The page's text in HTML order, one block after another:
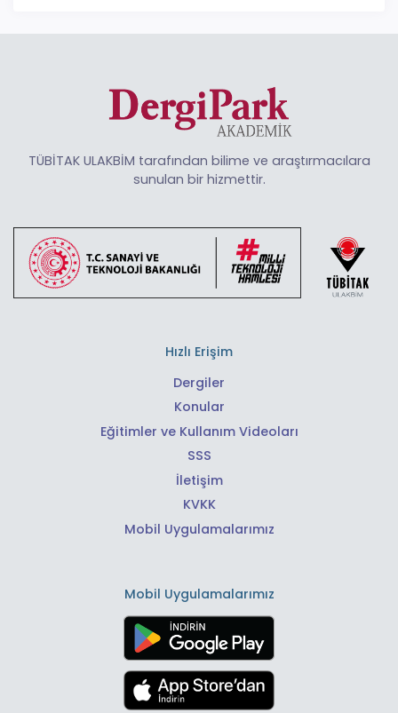
TÜBİTAK ULAKBİM tarafından bilime ve araştırmacılara
sunulan bir hizmettir.
Hızlı Erişim
Dergiler
Konular
Eğitimler ve Kullanım Videoları
SSS
İletişim
KVKK
Mobil Uygulamalarımız
Mobil Uygulamalarımız